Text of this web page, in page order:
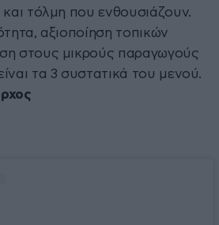
και τόλμη που ενθουσιάζουν.
αξιοποίηση τοπικών
στους μικρούς παραγωγούς
τα 3 συστατικά του μενού.